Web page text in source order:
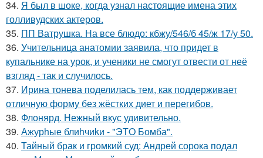
34. Я был в шоке, когда узнал настоящие имена этих
голливудских актеров.
35. ПП Ватрушка. На все блюдо: кбжу/546/б 45/ж 17/у 50.
36. Учительница анатомии заявила, что придет в
купальнике на урок, и ученики не смогут отвести от неё
взгляд - так и случилось.
37. Ирина тонева поделилась тем, как поддерживает
отличную форму без жёстких диет и перегибов.
38. Флонярд. Нежный вкус удивительно.
39. Ажурhые блиhчиkи - "ЭТO Бомба".
40. Тайный брак и громкий суд: Андрей сорока подал